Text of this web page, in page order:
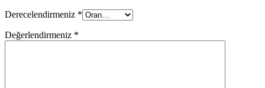
Derecelendirmeniz *
Değerlendirmeniz *